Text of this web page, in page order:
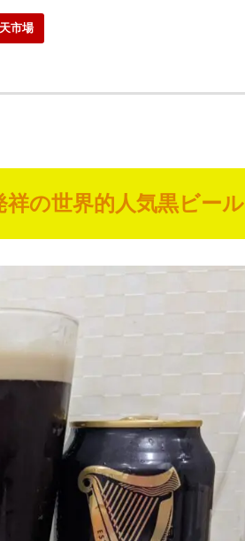
市場
の世界的人気黒ビール